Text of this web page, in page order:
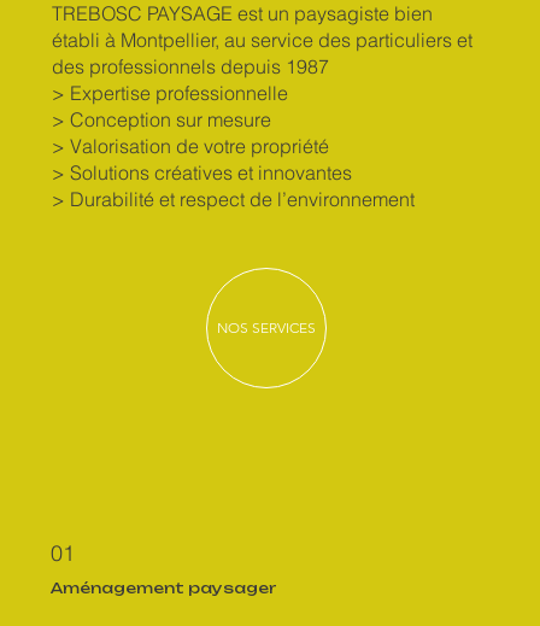
TREBOSC PAYSAGE est un paysagiste bien
établi à Montpellier, au service des particuliers et
des professionnels depuis 1987
> Expertise professionnelle
> Conception sur mesure
> Valorisation de votre propriété
> Solutions créatives et innovantes
> Durabilité et respect de l’environnement
NOS SERVICES
01
Aménagement paysager